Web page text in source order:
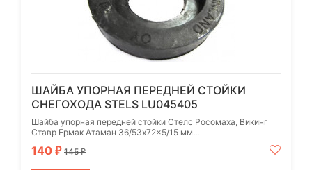
ШАЙБА УПОРНАЯ ПЕРЕДНЕЙ СТОЙКИ
СНЕГОХОДА STELS LU045405
Шайба упорная передней стойки Стелс Росомаха, Викинг
Ставр Ермак Атаман 36/53x72x5/15 мм...
140 ₽ 145₽